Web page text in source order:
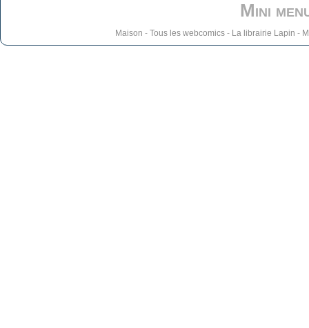
Mini
Maison - Tous les webcomics- La librairie Lapin -